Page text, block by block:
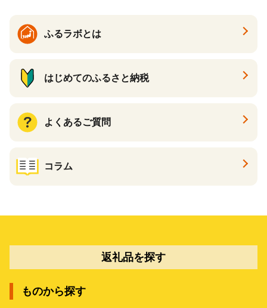
ふるラボとは
はじめてのふるさと納税
よくあるご質問
コラム
返礼品を探す
ものから探す